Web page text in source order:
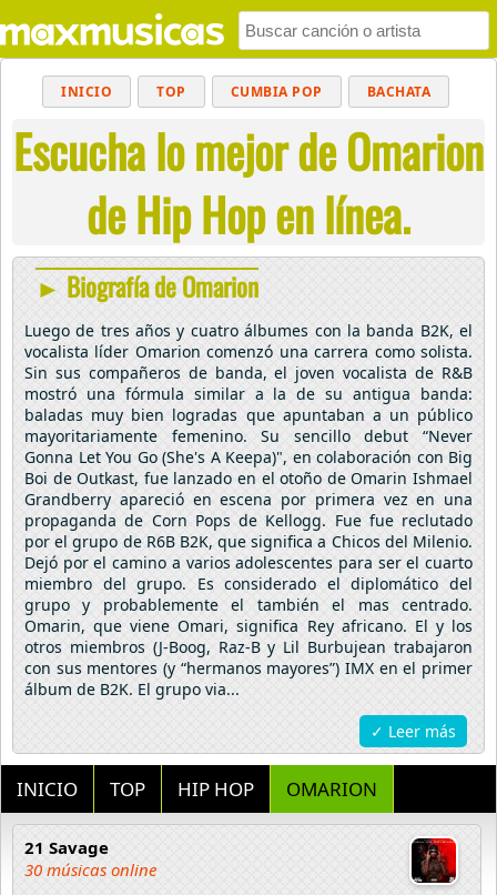
INICIO TOP CUMBIA POP BACHATA
MUSICA CRISTIANA REGGAETON
BALADAS ALTERNATIVO ELECTRÓNICA
CUMBIAS
Escucha lo mejor de Omarion
de Hip Hop en línea.
► Biografía de Omarion
Luego de tres años y cuatro álbumes con la banda B2K, el
vocalista líder Omarion comenzó una carrera como solista.
Sin sus compañeros de banda, el joven vocalista de R&B
mostró una fórmula similar a la de su antigua banda:
baladas muy bien logradas que apuntaban a un público
mayoritariamente femenino. Su sencillo debut “Never
Gonna Let You Go (She's A Keepa)", en colaboración con Big
Boi de Outkast, fue lanzado en el otoño de Omarin Ishmael
Grandberry apareció en escena por primera vez en una
propaganda de Corn Pops de Kellogg. Fue fue reclutado
por el grupo de R6B B2K, que significa a Chicos del Milenio.
Dejó por el camino a varios adolescentes para ser el cuarto
miembro del grupo. Es considerado el diplomático del
grupo y probablemente el también el mas centrado.
Omarin, que viene Omari, significa Rey africano. El y los
otros miembros (J-Boog, Raz-B y Lil Burbujean trabajaron
con sus mentores (y “hermanos mayores”) IMX en el primer
álbum de B2K. El grupo via...
✓ Leer más
INICIO TOP HIP HOP OMARION
21 Savage
30 músicas online